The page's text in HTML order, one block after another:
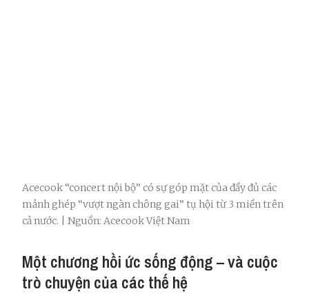
Acecook “concert nội bộ” có sự góp mặt của đầy đủ các
mảnh ghép “vượt ngàn chông gai” tụ hội từ 3 miền trên
cả nước. | Nguồn: Acecook Việt Nam
Một chương hồi ức sống động – và cuộc
trò chuyện của các thế hệ